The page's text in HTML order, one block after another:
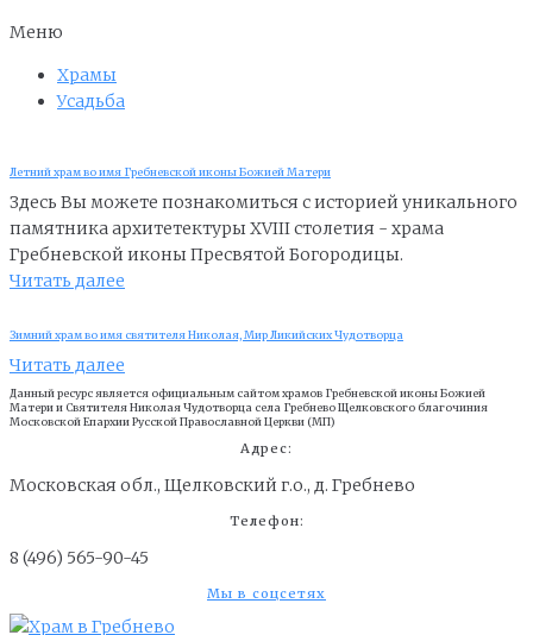
Меню
Храмы
Усадьба
Летний храм во имя Гребневской иконы Божией Матери
Здесь Вы можете познакомиться с историей уникального
памятника архитетектуры XVIII столетия - храма
Гребневской иконы Пресвятой Богородицы.
Читать далее
Зимний храм во имя святителя Николая, Мир Ликийских Чудотворца
Читать далее
Данный ресурс является официальным сайтом храмов Гребневской иконы Божией
Матери и Cвятителя Николая Чудотворца села Гребнево Щелковского благочиния
Московской Епархии Русской Православной Церкви (МП)
Адрес:
Московская обл., Щелковский г.о., д. Гребнево
Телефон:
8 (496) 565-90-45
Мы в соцсетях